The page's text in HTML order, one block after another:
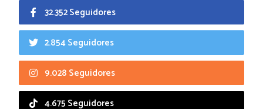
32.352 Seguidores
2.854 Seguidores
9.028 Seguidores
4.675 Seguidores